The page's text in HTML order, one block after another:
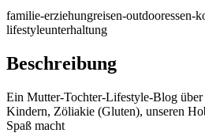
familie-erziehungreisen-outdooressen-
lifestyleunterhaltung
Beschreibung
Ein Mutter-Tochter-Lifestyle-Blog
Kindern, Zöliakie (Gluten), unseren
Spaß macht